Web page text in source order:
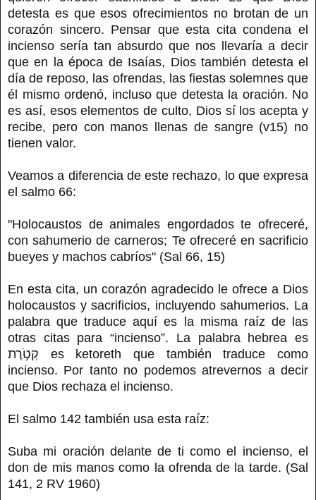
detesta es que esos ofrecimientos no brotan de un
corazón sincero. Pensar que esta cita condena el
incienso sería tan absurdo que nos llevaría a decir
que en la época de Isaías, Dios también detesta el
día de reposo, las ofrendas, las fiestas solemnes que
él mismo ordenó, incluso que detesta la oración. No
es así, esos elementos de culto, Dios sí los acepta y
recibe, pero con manos llenas de sangre (v15) no
tienen valor.
Veamos a diferencia de este rechazo, lo que expresa
el salmo 66:
"Holocaustos de animales engordados te ofreceré,
con sahumerio de carneros; Te ofreceré en sacrificio
bueyes y machos cabríos" (Sal 66, 15)
En esta cita, un corazón agradecido le ofrece a Dios
holocaustos y sacrificios, incluyendo sahumerios. La
palabra que traduce aquí es la misma raíz de las
otras citas para “incienso”. La palabra hebrea es
קְטֹ֣רֶת es ketoreth que también traduce como
incienso. Por tanto no podemos atrevernos a decir
que Dios rechaza el incienso.
El salmo 142 también usa esta raíz:
Suba mi oración delante de ti como el incienso, el
don de mis manos como la ofrenda de la tarde. (Sal
141, 2 RV 1960)